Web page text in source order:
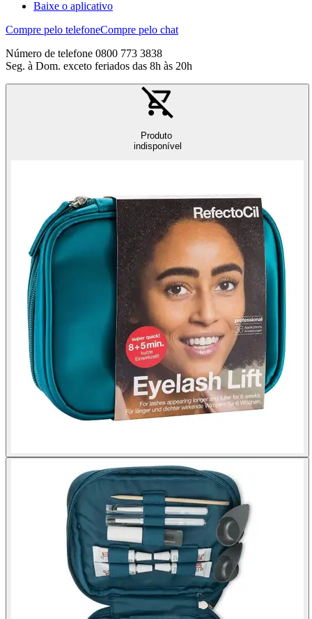
Baixe o aplicativo
Compre pelo telefoneCompre pelo chat
Número de telefone 0800 773 3838
Seg. à Dom. exceto feriados das 8h às 20h
Produto
indisponível